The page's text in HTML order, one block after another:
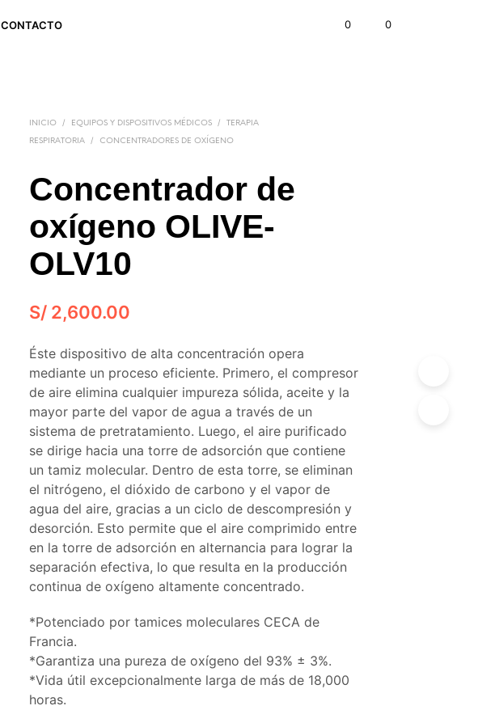
CONTACTO 0 0
INICIO / EQUIPOS Y DISPOSITIVOS MÉDICOS /
TERAPIA
RESPIRATORIA
/ CONCENTRADORES DE OXÍGENO
Concentrador de
oxígeno OLIVE-
OLV10
S/ 2,600.00
Éste dispositivo de alta concentración opera
mediante un proceso eficiente. Primero, el compresor
de aire elimina cualquier impureza sólida, aceite y la
mayor parte del vapor de agua a través de un
sistema de pretratamiento. Luego, el aire purificado
se dirige hacia una torre de adsorción que contiene
un tamiz molecular. Dentro de esta torre, se eliminan
el nitrógeno, el dióxido de carbono y el vapor de
agua del aire, gracias a un ciclo de descompresión y
desorción. Esto permite que el aire comprimido entre
en la torre de adsorción en alternancia para lograr la
separación efectiva, lo que resulta en la producción
continua de oxígeno altamente concentrado.
*Potenciado por tamices moleculares CECA de
Francia.
*Garantiza una pureza de oxígeno del 93% ± 3%.
*Vida útil excepcionalmente larga de más de 18,000
horas.